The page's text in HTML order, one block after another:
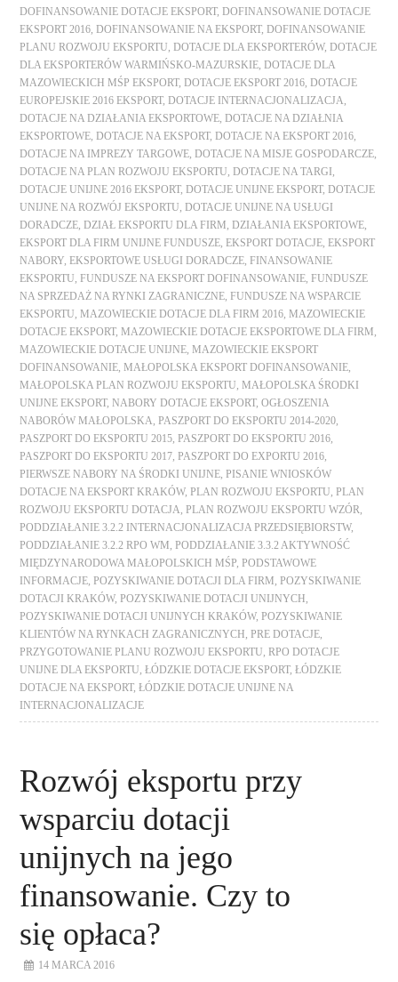
DOFINANSOWANIE DOTACJE EKSPORT,DOFINANSOWANIE DOTACJE
EKSPORT 2016 ,DOFINANSOWANIE NA EKSPORT,DOFINANSOWANIE
PLANU ROZWOJU EKSPORTU ,DOTACJE DLA EKSPORTERÓW,DOTACJE
DLA EKSPORTERÓW WARMIŃSKO-MAZURSKIE ,DOTACJE DLA
MAZOWIECKICH MŚP EKSPORT,DOTACJE EKSPORT 2016 ,DOTACJE
EUROPEJSKIE 2016 EKSPORT,DOTACJE INTERNACJONALIZACJA
DOTACJE NA DZIAŁANIA EKSPORTOWE ,DOTACJE NA DZIAŁNIA
EKSPORTOWE ,DOTACJE NA EKSPORT,DOTACJE NA EKSPORT 2016
DOTACJE NA IMPREZY TARGOWE ,DOTACJE NA MISJE GOSPODARCZE
DOTACJE NA PLAN ROZWOJU EKSPORTU ,DOTACJE NA TARGI
DOTACJE UNIJNE 2016 EKSPORT,DOTACJE UNIJNE EKSPORT,DOTACJE
UNIJNE NA ROZWÓJ EKSPORTU ,DOTACJE UNIJNE NA USŁUGI
DORADCZE ,DZIAŁ EKSPORTU DLA FIRM ,DZIAŁANIA EKSPORTOWE
EKSPORT DLA FIRM UNIJNE FUNDUSZE ,EKSPORT DOTACJE ,EKSPORT
NABORY ,EKSPORTOWE USŁUGI DORADCZE ,FINANSOWANIE
EKSPORTU ,FUNDUSZE NA EKSPORT DOFINANSOWANIE ,FUNDUSZE
NA SPRZEDAŻ NA RYNKI ZAGRANICZNE ,FUNDUSZE NA WSPARCIE
EKSPORTU ,MAZOWIECKIE DOTACJE DLA FIRM 2016 ,MAZOWIECKIE
DOTACJE EKSPORT,MAZOWIECKIE DOTACJE EKSPORTOWE DLA FIRM
MAZOWIECKIE DOTACJE UNIJNE ,MAZOWIECKIE EKSPORT
DOFINANSOWANIE ,MAŁOPOLSKA EKSPORT DOFINANSOWANIE
MAŁOPOLSKA PLAN ROZWOJU EKSPORTU ,MAŁOPOLSKA ŚRODKI
UNIJNE EKSPORT,NABORY DOTACJE EKSPORT,OGŁOSZENIA
NABORÓW MAŁOPOLSKA ,PASZPORT DO EKSPORTU 2014-2020
PASZPORT DO EKSPORTU 2015 ,PASZPORT DO EKSPORTU 2016
PASZPORT DO EKSPORTU 2017 ,PASZPORT DO EXPORTU 2016
PIERWSZE NABORY NA ŚRODKI UNIJNE ,PISANIE WNIOSKÓW
DOTACJE NA EKSPORT KRAKÓW,PLAN ROZWOJU EKSPORTU ,PLAN
ROZWOJU EKSPORTU DOTACJA ,PLAN ROZWOJU EKSPORTU WZÓR
PODDZIAŁANIE 3.2.2 INTERNACJONALIZACJA PRZEDSIĘBIORSTW,
PODDZIAŁANIE 3.2.2 RPO WM ,PODDZIAŁANIE 3.3.2 AKTYWNOŚĆ
MIĘDZYNARODOWA MAŁOPOLSKICH MŚP ,PODSTAWOWE
INFORMACJE ,POZYSKIWANIE DOTACJI DLA FIRM ,POZYSKIWANIE
DOTACJI KRAKÓW,POZYSKIWANIE DOTACJI UNIJNYCH
POZYSKIWANIE DOTACJI UNIJNYCH KRAKÓW,POZYSKIWANIE
KLIENTÓW NA RYNKACH ZAGRANICZNYCH ,PRE DOTACJE
PRZYGOTOWANIE PLANU ROZWOJU EKSPORTU ,RPO DOTACJE
UNIJNE DLA EKSPORTU ,ŁÓDZKIE DOTACJE EKSPORT,ŁÓDZKIE
DOTACJE NA EKSPORT,ŁÓDZKIE DOTACJE UNIJNE NA
INTERNACJONALIZACJE
Rozwój eksportu przy
wsparciu dotacji
unijnych na jego
finansowanie. Czy to
się opłaca?
14 MARCA 2016